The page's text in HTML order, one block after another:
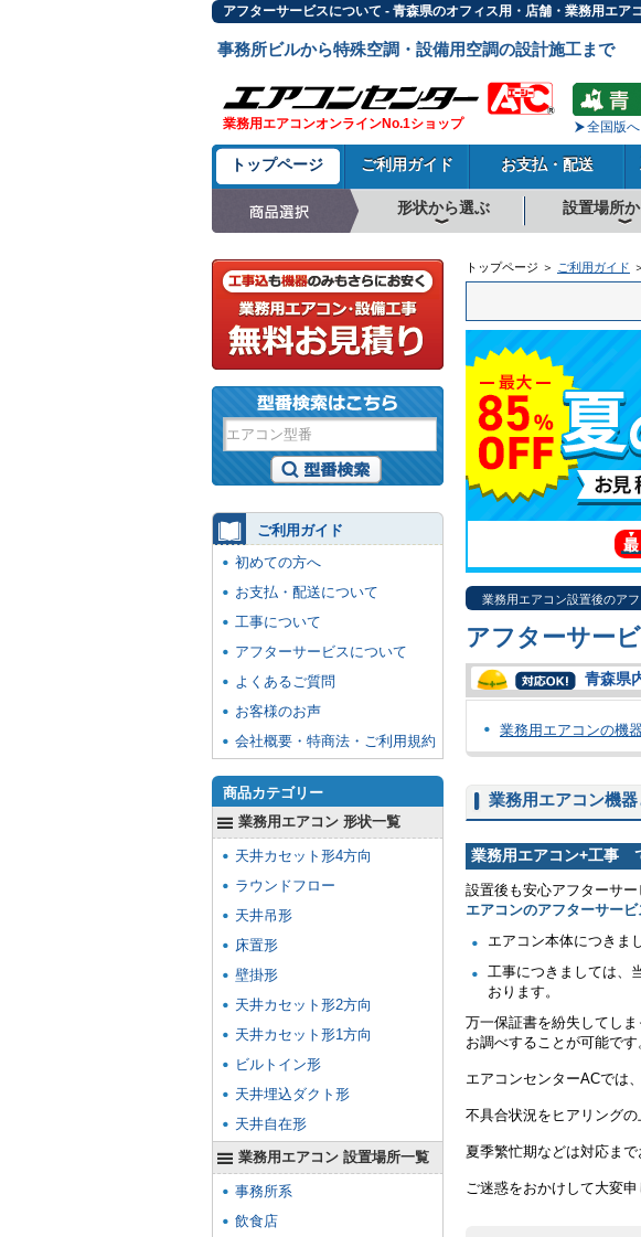
アフターサービスについて - 青森県のオフィス用・店舗・業務用エア
事務所ビルから特殊空調・設備用空調の設計施工まで
業務用エアコンオンラインNo.1ショップ 全国版へ
トップページ ご利用ガイド お支払・配送
形状から選ぶ 設置場所
トップページ ＞ ご利用ガイド
業務用エアコン設置後のア
アフターサー
青森県
業務用エアコンの機
業務用エアコン機
業務用エアコン+工事
設置後も安心アフターサ
エアコンのアフターサー
エアコン本体につきま
工事につきましては、
おります。
万一保証書を紛失してし
お調べすることが可能です
エアコンセンターACでは
不具合状況をヒアリング
夏季繁忙期などは対応ま
ご迷惑をおかけして大変
ご利用ガイド
初めての方へ
お支払・配送について
工事について
アフターサービスについて
よくあるご質問
お客様のお声
会社概要・特商法・ご利用規約
商品カテゴリー
業務用エアコン 形状一覧
天井カセット形4方向
ラウンドフロー
天井吊形
床置形
壁掛形
天井カセット形2方向
天井カセット形1方向
ビルトイン形
天井埋込ダクト形
天井自在形
業務用エアコン 設置場所一覧
事務所系
飲食店